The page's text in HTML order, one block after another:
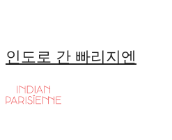
인도로 간 빠리지엔